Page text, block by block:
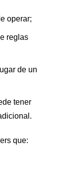
operar;
reglas
de un
tener
que: